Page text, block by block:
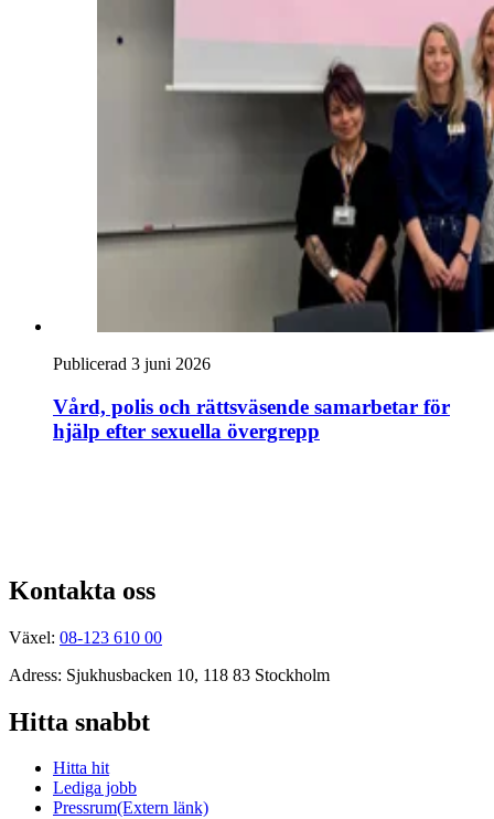
Publicerad 3 juni 2026
Vård, polis och rättsväsende samarbetar för
hjälp efter sexuella övergrepp
Kontakta oss
Växel: 08-123 610 00
Adress: Sjukhusbacken 10, 118 83 Stockholm
Hitta snabbt
Hitta hit
Lediga jobb
Pressrum(Extern länk)